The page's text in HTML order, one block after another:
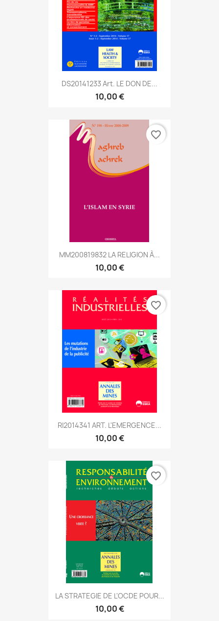
DS20141233 Art. LE DON DE...
10,00 €
MM200819832 LA RELIGION À...
10,00 €
favorite_border
RI2014341 ART. L'EMERGENCE...
10,00 €
favorite_border
LA STRATEGIE DE L'OCDE POUR...
10,00 €
favorite_border